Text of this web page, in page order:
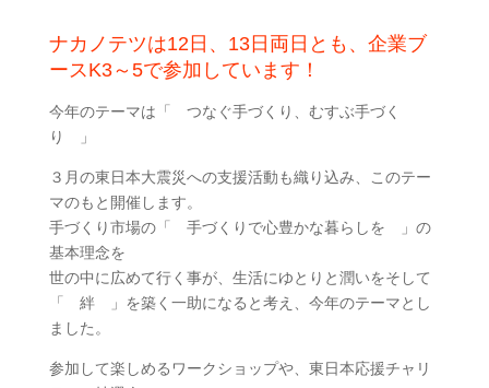
ナカノテツは12日、13日両日とも、企業ブ
ースK3～5で参加しています！
今年のテーマは「 つなぐ手づくり、むすぶ手づく
り 」
３月の東日本大震災への支援活動も織り込み、このテー
マのもと開催します。
手づくり市場の「 手づくりで心豊かな暮らしを 」の
基本理念を
世の中に広めて行く事が、生活にゆとりと潤いをそして
「 絆 」を築く一助になると考え、今年のテーマとし
ました。
参加して楽しめるワークショップや、東日本応援チャリ